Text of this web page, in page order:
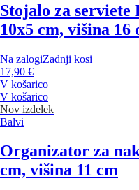
Stojalo za serviete
10x5 cm, višina 16
Na zalogiZadnji kosi
17,90 €
V košarico
V košarico
Nov izdelek
Balvi
Organizator za
cm, višina 11 cm